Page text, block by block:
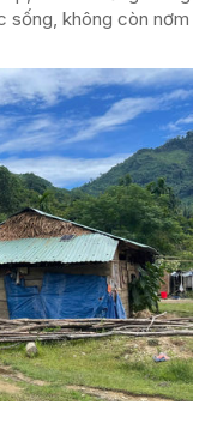
sống, không còn nơm